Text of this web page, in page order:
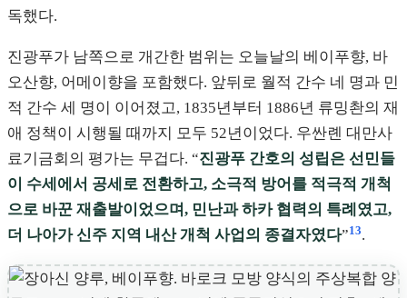
독했다.
진광푸가 남쪽으로 개간한 범위는 오늘날의 베이푸향, 바
오산향, 어메이향을 포함했다. 앞뒤로 월적 간수 네 명과 민
적 간수 세 명이 이어졌고, 1835년부터 1886년 류밍촨의 재
애 정책이 시행될 때까지 모두 52년이었다. 우싼롄 대만사
료기금회의 평가는 무겁다. “진광푸 간호의 성립은 선민들
이 수세에서 공세로 전환하고, 소극적 방어를 적극적 개척
으로 바꾼 재출발이었으며, 민난과 하카 협력의 특례였고,
더 나아가 신주 지역 내산 개척 사업의 종결자였다”13.